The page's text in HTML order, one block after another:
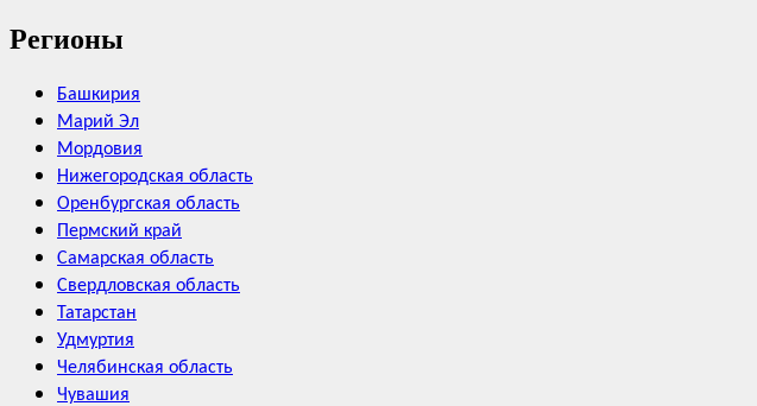
Регионы
Башкирия
Марий Эл
Мордовия
Нижегородская область
Оренбургская область
Пермский край
Самарская область
Свердловская область
Татарстан
Удмуртия
Челябинская область
Чувашия